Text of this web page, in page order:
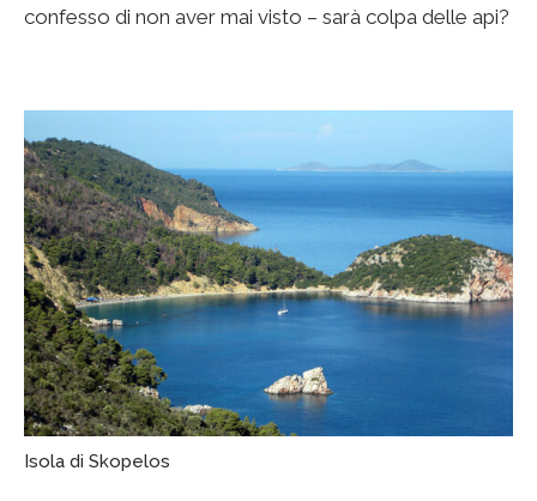
confesso di non aver mai visto – sarà colpa delle api?
Isola di Skopelos